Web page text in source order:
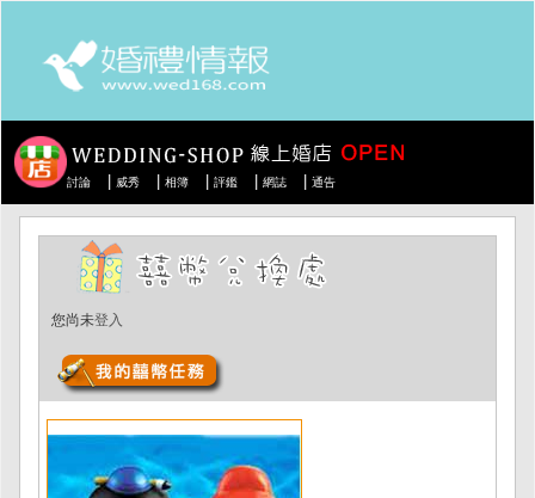
討論 威秀 相簿 評鑑 網誌 通告
您尚未登入